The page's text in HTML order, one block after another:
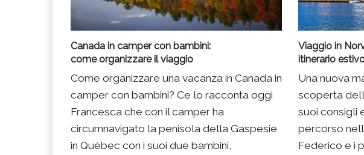
Canada in camper con bambini:
come organizzare il viaggio
Come organizzare una vacanza in Canada in
camper con bambini? Ce lo racconta oggi
Francesca che con il camper ha
circumnavigato la penisola della Gaspesie
in Québec con i suoi due bambini,
Viaggio in
itinerario
Una nuova
scoperta
suoi consigli
percorso
Federico e i